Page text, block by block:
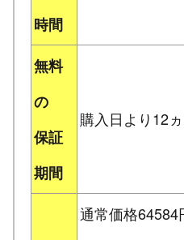
時間
無料
の
保証
期間
購入日より12ヵ
通常価格64584